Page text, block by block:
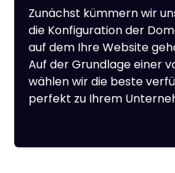
Zunächst kümmern wir
die Konfiguration der
auf dem Ihre Website
Auf der Grundlage einer
wählen wir die beste
perfekt zu Ihrem